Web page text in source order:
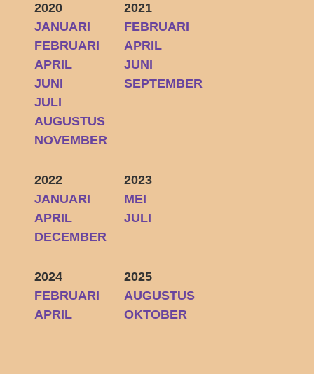
2020
JANUARI
FEBRUARI
APRIL
JUNI
JULI
AUGUSTUS
NOVEMBER
2021
FEBRUARI
APRIL
JUNI
SEPTEMBER
2022
JANUARI
APRIL
DECEMBER
2023
MEI
JULI
2024
FEBRUARI
APRIL
2025
AUGUSTUS
OKTOBER